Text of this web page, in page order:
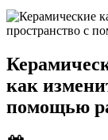
как
помощью